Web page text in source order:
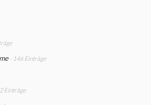
- 146 Einträge
Einträge